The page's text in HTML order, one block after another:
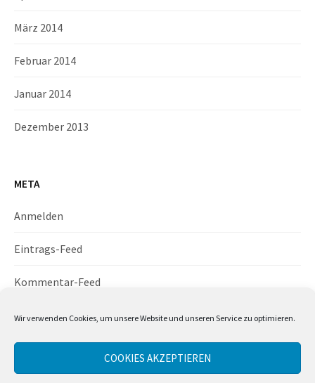
Wir verwenden Cookies, um unsere Website und unseren Service zu optimieren.
COOKIES AKZEPTIEREN
März 2014
Februar 2014
Januar 2014
Dezember 2013
META
Anmelden
Eintrags-Feed
Kommentar-Feed
WordPress.org